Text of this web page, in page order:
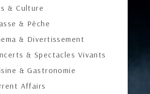
& Culture
& Pêche
& Divertissement
& Spectacles Vivants
& Gastronomie
Affairs